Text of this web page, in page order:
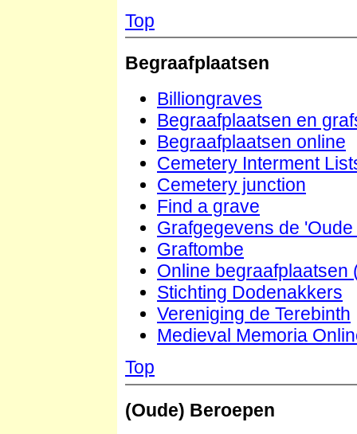
Top
Begraafplaatsen
Billiongraves
Begraafplaatsen en
Begraafplaatsen online
Cemetery Interment
Cemetery junction
Find a grave
Grafgegevens de
Graftombe
Online begraafplaatsen
Stichting Dodenakkers
Vereniging de Terebinth
Medieval Memoria
Top
(Oude) Beroepen